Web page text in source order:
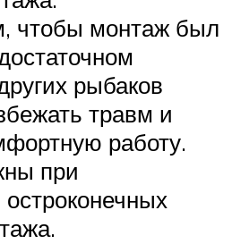
чтобы монтаж был
рыбаков
травм и
работу.
при